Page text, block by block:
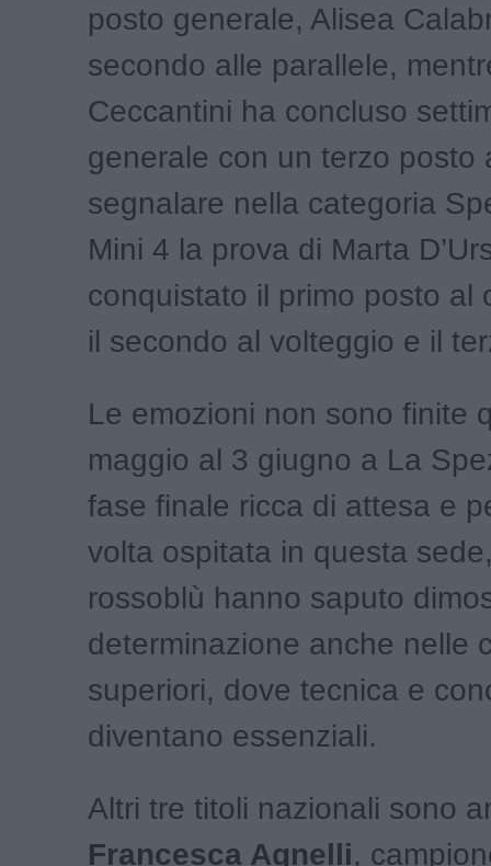
posto generale, Alisea
secondo alle parallele,
Ceccantini ha concluso
generale con un terzo posto
segnalare nella categoria
Mini 4 la prova di Marta
conquistato il primo posto al
il secondo al volteggio e il
Le emozioni non sono finite
maggio al 3 giugno a La
fase finale ricca di attesa e
volta ospitata in questa
rossoblù hanno saputo
determinazione anche nelle
superiori, dove tecnica e
diventano essenziali.
Altri tre titoli nazionali sono
Francesca Agnelli,